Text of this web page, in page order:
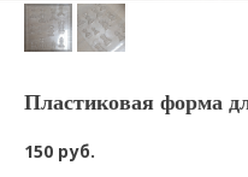
Пластиковая форма
150 руб.